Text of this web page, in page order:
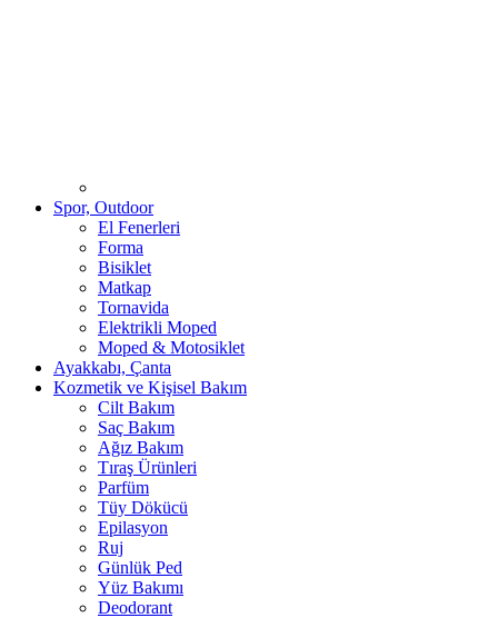
Spor, Outdoor
El Fenerleri
Forma
Bisiklet
Matkap
Tornavida
Elektrikli Moped
Moped & Motosiklet
Ayakkabı, Çanta
Kozmetik ve Kişisel Bakım
Cilt Bakım
Saç Bakım
Ağız Bakım
Tıraş Ürünleri
Parfüm
Tüy Dökücü
Epilasyon
Ruj
Günlük Ped
Yüz Bakımı
Deodorant